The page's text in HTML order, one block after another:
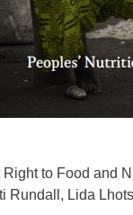
Right to Food and
Rundall, Lida